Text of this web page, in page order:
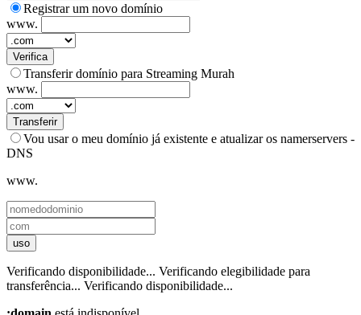
Registrar um novo domínio
www.
Verifica
Transferir domínio para Streaming Murah
www.
Transferir
Vou usar o meu domínio já existente e atualizar os namerservers -
DNS
www.
uso
Verificando disponibilidade... Verificando elegibilidade para
transferência... Verificando disponibilidade...